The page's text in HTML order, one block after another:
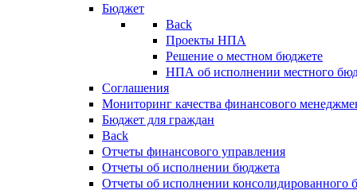
Бюджет
Back
Проекты НПА
Решение о местном бюджете
НПА об исполнении местного
Соглашения
Мониторинг качества финансового
Бюджет для граждан
Back
Отчеты финансового управления
Отчеты об исполнении бюджета
Отчеты об исполнении консолидированного